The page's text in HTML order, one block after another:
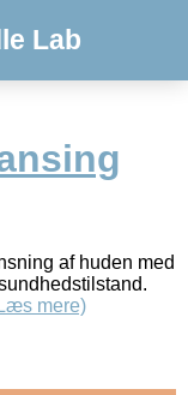
Lab
af huden med
mere)